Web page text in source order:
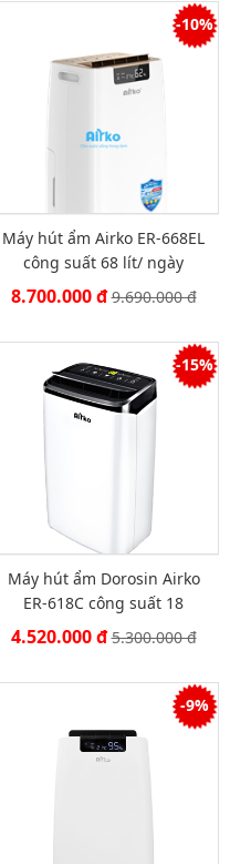
-10%
Máy hút ẩm Airko ER-668EL
công suất 68 lít/ ngày
8.700.000 đ9.690.000 đ
-15%
Máy hút ẩm Dorosin Airko
ER-618C công suất 18
lít/ngày
4.520.000 đ5.300.000 đ
-9%